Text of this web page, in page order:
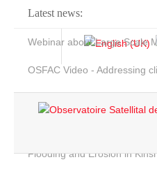
Latest news:
Webinar about Large Scale
OSFAC Video - Addressing
Flooding and Erosion in
Home